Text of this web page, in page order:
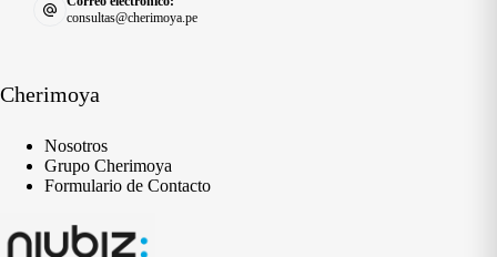
consultas@cherimoya.pe
Cherimoya
Nosotros
Grupo Cherimoya
Formulario de Contacto